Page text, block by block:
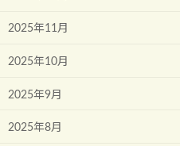
2025年11月
2025年10月
2025年9月
2025年8月